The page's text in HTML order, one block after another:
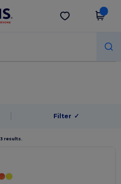
Hämta app
Filter ✓
3 results.